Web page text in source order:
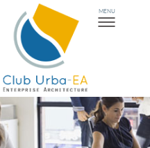
Toggle
navigation
MENU